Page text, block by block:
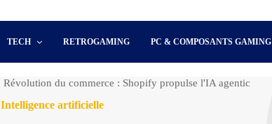
TECH RETROGAMING PC & COMPOSANTS GAMING
Révolution du commerce : Shopify propulse l'IA agentic
Intelligence artificielle